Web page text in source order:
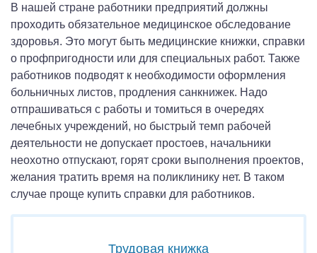
В нашей стране работники предприятий должны
проходить обязательное медицинское обследование
здоровья. Это могут быть медицинские книжки, справки
о профпригодности или для специальных работ. Также
работников подводят к необходимости оформления
больничных листов, продления санкнижек. Надо
отпрашиваться с работы и томиться в очередях
лечебных учреждений, но быстрый темп рабочей
деятельности не допускает простоев, начальники
неохотно отпускают, горят сроки выполнения проектов,
желания тратить время на поликлинику нет. В таком
случае проще купить справки для работников.
Трудовая книжка